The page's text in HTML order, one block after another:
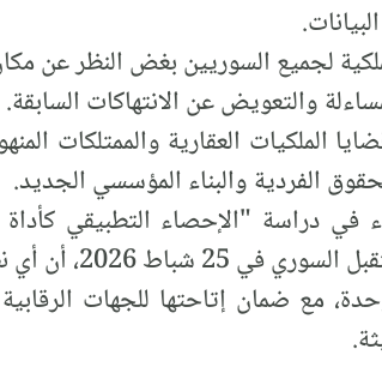
لجميع السوريين بغض النظر عن
والتعويض عن الانتهاكات السابقة.
الملكيات العقارية والممتلكات
الفردية والبناء المؤسسي الجديد.
في دراسة "الإحصاء التطبيقي
الاقتصادي
مع ضمان إتاحتها للجهات الرقابية